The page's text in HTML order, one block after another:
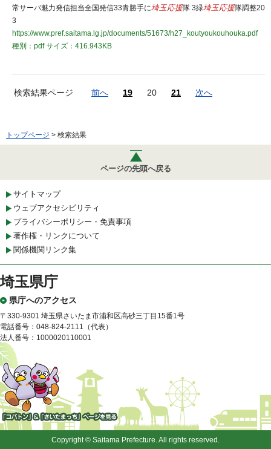
常サーバ魅力発信担当全国発信33青勝手に埼玉応援隊 3緑埼玉応援隊調整20
3
https://www.pref.saitama.lg.jp/documents/51673/h27_koutyoukouhouka.pdf
種別：pdfサイズ：416.943KB
検索結果ページ 前へ 19 20 21 次へ
トップページ > 検索結果
ページの先頭へ戻る
サイトマップ
ウェブアクセシビリティ
プライバシーポリシー・免責事項
著作権・リンクについて
関係機関リンク集
埼玉県庁
県庁へのアクセス
〒330-9301 埼玉県さいたま市浦和区高砂三丁目15番1号
電話番号：048-824-2111（代表）
法人番号：1000020110001
「コバトン」&「さいたまっ
Copyright © Saitama Prefecture. All rights reserved.